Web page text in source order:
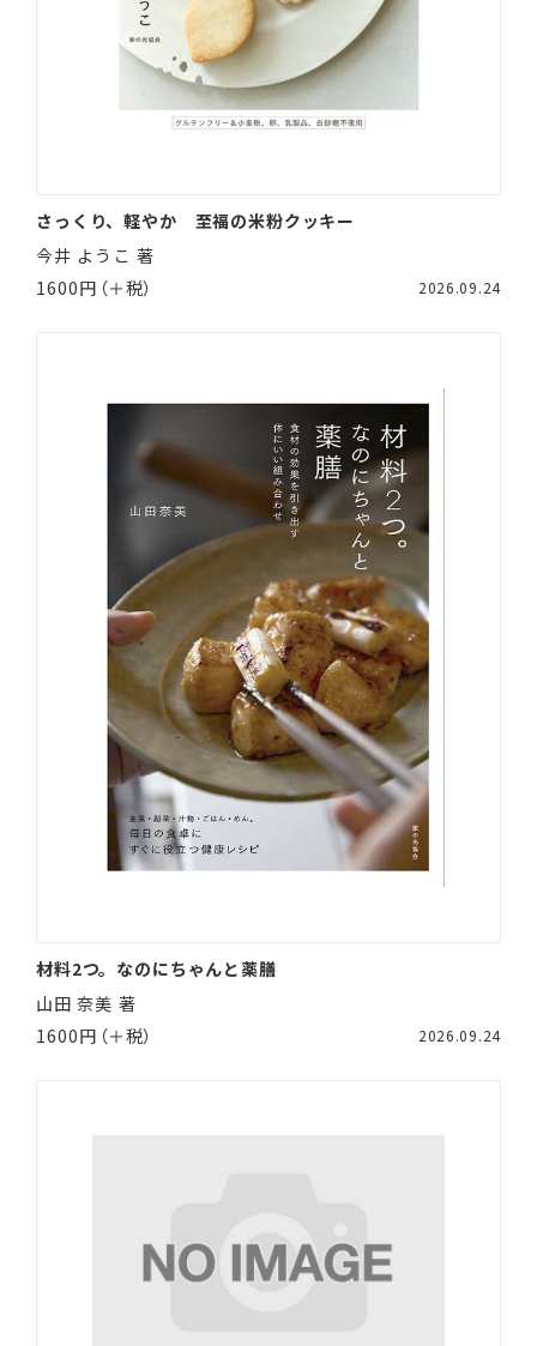
さっくり、軽やか 至福の米粉クッキー
今井 ようこ 著
1600円（＋税）
2026.09.24
材料2つ。なのにちゃんと薬膳
山田 奈美 著
1600円（＋税）
2026.09.24